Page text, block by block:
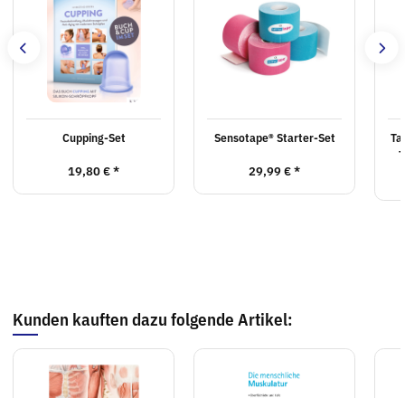
Cupping-Set
19,80 €*
Sensotape® Starter-Set
29,99 €*
Kunden kauften dazu folgende Artikel: